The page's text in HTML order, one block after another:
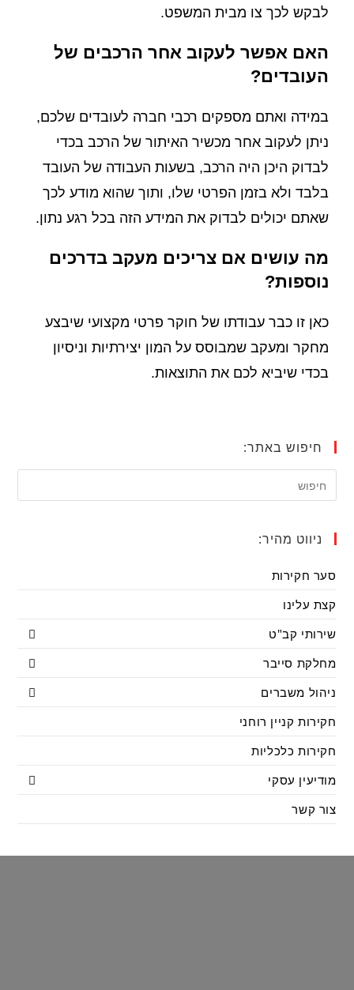
לבקש לכך צו מבית המשפט.
האם אפשר לעקוב אחר הרכבים של
העובדים?
במידה ואתם מספקים רכבי חברה לעובדים שלכם,
ניתן לעקוב אחר מכשיר האיתור של הרכב בכדי
לבדוק היכן היה הרכב, בשעות העבודה של העובד
בלבד ולא בזמן הפרטי שלו, ותוך שהוא מודע לכך
שאתם יכולים לבדוק את המידע הזה בכל רגע נתון.
מה עושים אם צריכים מעקב בדרכים
נוספות?
כאן זו כבר עבודתו של חוקר פרטי מקצועי שיבצע
מחקר ומעקב שמבוסס על המון יצירתיות וניסיון
בכדי שיביא לכם את התוצאות.
חיפוש באתר:
ניווט מהיר:
סער חקירות
קצת עלינו
שירותי קב"ט
מחלקת סייבר
ניהול משברים
חקירות קניין רוחני
חקירות כלכליות
מודיעין עסקי
צור קשר